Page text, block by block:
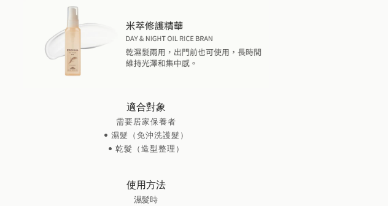
適合對象
需要居家保養者
• 濕髮（免沖洗護髮）
• 乾髮（造型整理）
使用方法
濕髮時